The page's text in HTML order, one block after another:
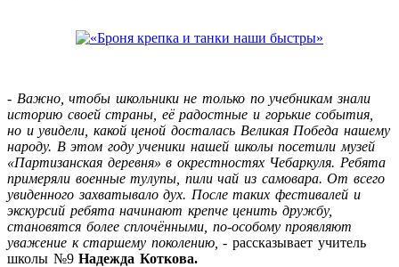
- Важно, чтобы школьники не только по учебникам знали
историю своей страны, её радостные и горькие события,
но и увидели, какой ценой досталась Великая Победа нашему
народу. В этом году ученики нашей школы посетили музей
«Партизанская деревня» в окрестностях Чебаркуля. Ребята
примеряли военные тулупы, пили чай из самовара. От всего
увиденного захватывало дух. После таких фестивалей и
экскурсий ребята начинают крепче ценить дружбу,
становятся более сплочёнными, по-особому проявляют
уважение к старшему поколению,- рассказывает учитель
школы №9Надежда Коткова.